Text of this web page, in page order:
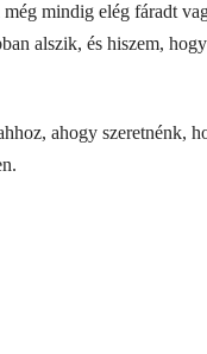
még mindig elég fáradt
alszik, és hiszem,
ahogy szeretnénk,